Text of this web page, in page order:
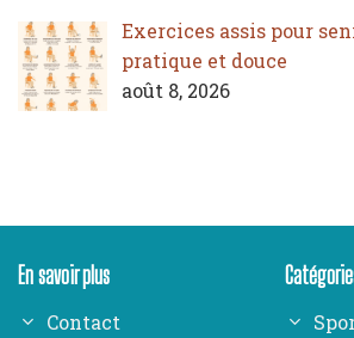
Exercices assis pour
pratique et douce
août 8, 2026
En savoir plus
Contact